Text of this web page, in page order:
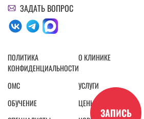
ЗАДАТЬ ВОПРОС
ПОЛИТИКА
КОНФИДЕНЦИАЛЬНОСТИ
О КЛИНИКЕ
ОМС УСЛУГИ
ОБУЧЕНИЕ
ЦЕНЫ
ЗАПИСЬ